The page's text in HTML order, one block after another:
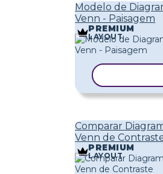
Modelo de
Venn - Paisagem
PREMIUM
LAYOUT
Comparar
Venn de
PREMIUM
LAYOUT